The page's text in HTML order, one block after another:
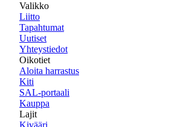
Valikko
Liitto
Tapahtumat
Uutiset
Yhteystiedot
Oikotiet
Aloita harrastus
Kiti
SAL-portaali
Kauppa
Lajit
Kivääri